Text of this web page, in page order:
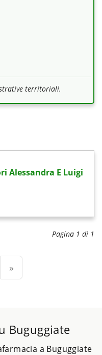
territoriali.
Alessandra E Luigi
Pagina 1 di 1
»
Buguggiate
a Buguggiate